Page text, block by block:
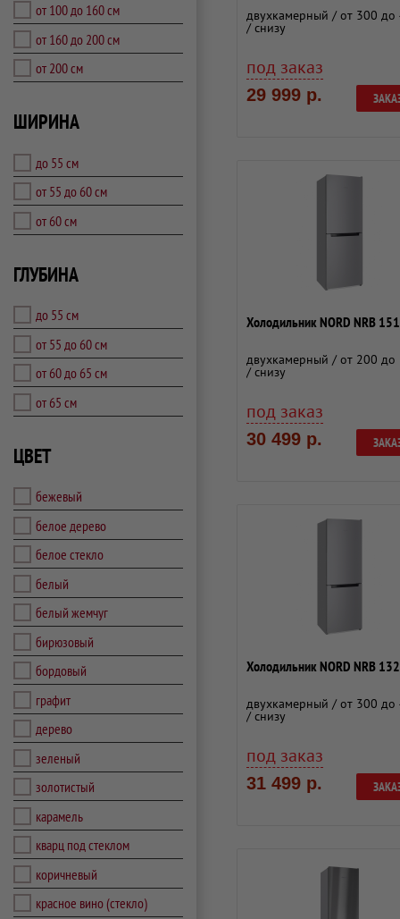
от 100 до 160 см
от 160 до 200 см
от 200 см
ШИРИНА
до 55 см
от 55 до 60 см
от 60 см
ГЛУБИНА
до 55 см
от 55 до 60 см
от 60 до 65 см
от 65 см
ЦВЕТ
бежевый
белое дерево
белое стекло
белый
белый жемчуг
бирюзовый
бордовый
графит
дерево
зеленый
золотистый
карамель
кварц под стеклом
коричневый
красное вино (стекло)
двухкамерный / от 300 до
/ снизу
под заказ
29 999 р.
Холодильник NORD NRB
двухкамерный / от 200 до
/ снизу
под заказ
30 499 р.
Холодильник NORD NRB
двухкамерный / от 300 до
/ снизу
под заказ
31 499 р.